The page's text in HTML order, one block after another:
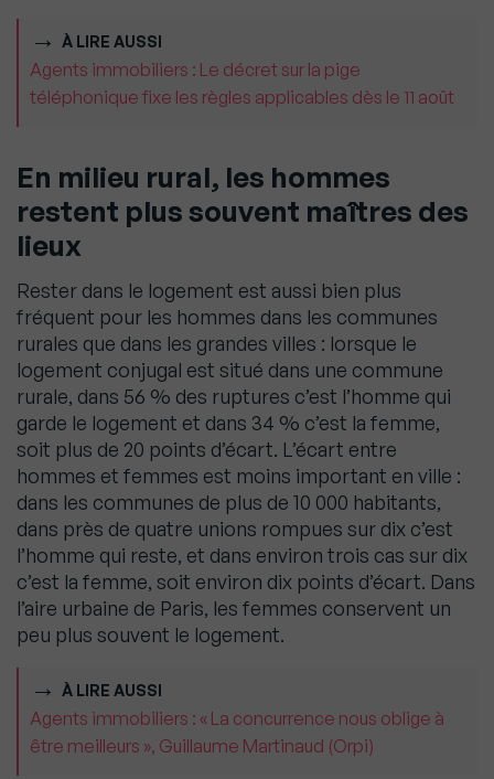
À LIRE AUSSI
Agents immobiliers : Le décret sur la pige
téléphonique fixe les règles applicables dès le 11 août
En milieu rural, les hommes
restent plus souvent maîtres des
lieux
Rester dans le logement est aussi bien plus
fréquent pour les hommes dans les communes
rurales que dans les grandes villes : lorsque le
logement conjugal est situé dans une commune
rurale, dans 56 % des ruptures c’est l’homme qui
garde le logement et dans 34 % c’est la femme,
soit plus de 20 points d’écart. L’écart entre
hommes et femmes est moins important en ville :
dans les communes de plus de 10 000 habitants,
dans près de quatre unions rompues sur dix c’est
l’homme qui reste, et dans environ trois cas sur dix
c’est la femme, soit environ dix points d’écart. Dans
l’aire urbaine de Paris, les femmes conservent un
peu plus souvent le logement.
À LIRE AUSSI
Agents immobiliers : « La concurrence nous oblige à
être meilleurs », Guillaume Martinaud (Orpi)